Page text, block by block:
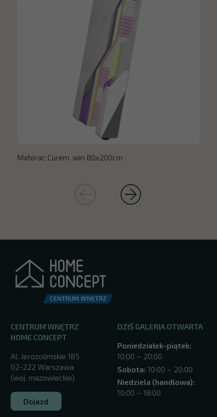
Materac Curem .win 80x200cm
CENTRUM WNĘTRZ
HOME CONCEPT
Al. Jerozolimskie 185
02-222 Warszawa
(woj. mazowieckie)
Dojazd
DZIŚ GALERIA OTWARTA
Poniedziałek-piątek:
10:00 – 20:00
Sobota: 10:00 – 20:00
Niedziela (handlowa):
10:00 – 18:00